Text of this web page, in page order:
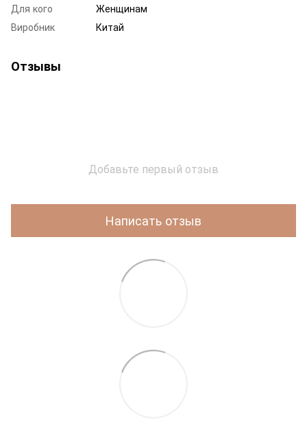
Для кого
Женщинам
Виробник
Китай
Отзывы
Добавьте первый отзыв
Написать отзыв